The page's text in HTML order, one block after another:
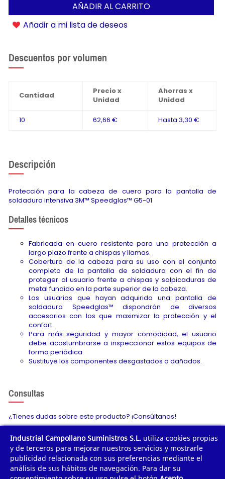
AÑADIR AL CARRITO
Añadir a mi lista de deseos
Descuentos por volumen
Cantidad
Precio x
Unidad
Ahorras x
Unidad
10 62,66 € Hasta 3,30 €
Descripción
Protección para la cabeza de cuero para la pantalla de
soldadura intensiva 3M™ Speedglas™ G5-01
Detalles técnicos
Fabricada en cuero resistente para una protección a
largo plazo frente a chispas y llamas.
Cobertura de la cabeza para su uso con el conjunto
completo de la pantalla de soldadura con el fin de
proteger al usuario frente a chispas y salpicaduras de
metal fundido en la parte superior de la cabeza.
Los usuarios que hayan adquirido una pantalla de
soldadura Speedglas™ dispondrán de diversos
accesorios con los que maximizar la protección y el
confort.
Para más seguridad y mayor comodidad, el usuario
debe acostumbrarse a inspeccionar estos equipos de
forma periódica.
Sustituye los componentes desgastados o dañados.
Consultas
¿Tienes dudas sobre este producto? ¡Consúltanos!
Envíanos tu consulta
Industrial Campollano Suministros S.L. utiliza cookies propias
y de terceros para mejorar nuestros servicios y mostrarle
publicidad relacionada con sus preferencias mediante el
análisis de sus hábitos de navegación. Para dar su